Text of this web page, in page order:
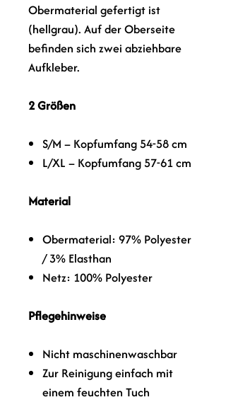
Obermaterial gefertigt ist
(hellgrau). Auf der Oberseite
befinden sich zwei abziehbare
Aufkleber.
2 Größen
S/M – Kopfumfang 54-58 cm
L/XL – Kopfumfang 57-61 cm
Material
Obermaterial: 97% Polyester
/ 3% Elasthan
Netz: 100% Polyester
Pflegehinweise
Nicht maschinenwaschbar
Zur Reinigung einfach mit
einem feuchten Tuch